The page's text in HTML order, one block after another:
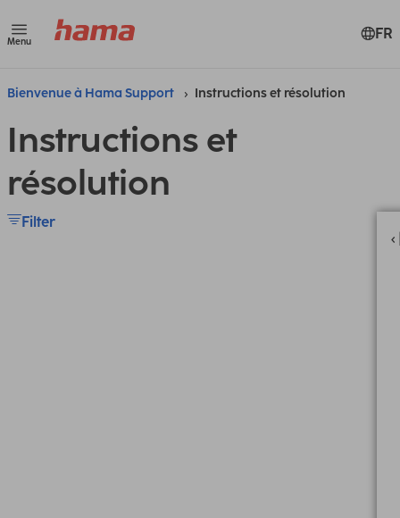
Menu FR
Bienvenue à Hama Support Instructions et résolution
Instructions et
résolution
Filter